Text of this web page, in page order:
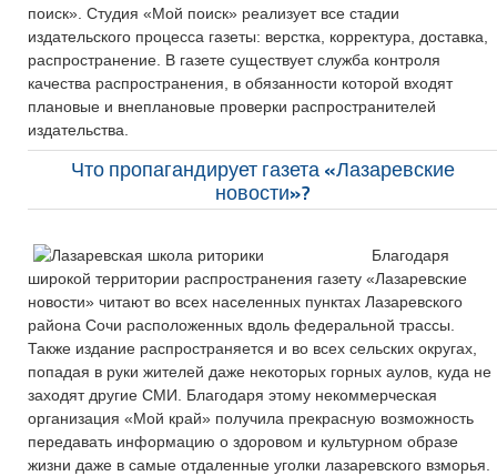
поиск». Студия «Мой поиск» реализует все стадии
издательского процесса газеты: верстка, корректура, доставка,
распространение. В газете существует служба контроля
качества распространения, в обязанности которой входят
плановые и внеплановые проверки распространителей
издательства.
Что пропагандирует газета «Лазаревские
новости»?
Благодаря
широкой территории распространения газету «Лазаревские
новости» читают во всех населенных пунктах Лазаревского
района Сочи расположенных вдоль федеральной трассы.
Также издание распространяется и во всех сельских округах,
попадая в руки жителей даже некоторых горных аулов, куда не
заходят другие СМИ. Благодаря этому некоммерческая
организация «Мой край» получила прекрасную возможность
передавать информацию о здоровом и культурном образе
жизни даже в самые отдаленные уголки лазаревского взморья.